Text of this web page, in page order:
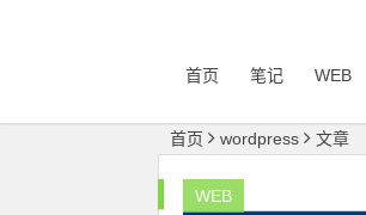
首页 笔记 WEB
首页 wordpress 文章
WEB